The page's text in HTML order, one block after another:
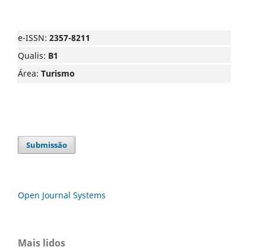
e-ISSN: 2357-8211
Qualis: B1
Área: Turismo
Submissão
Open Journal Systems
Mais lidos